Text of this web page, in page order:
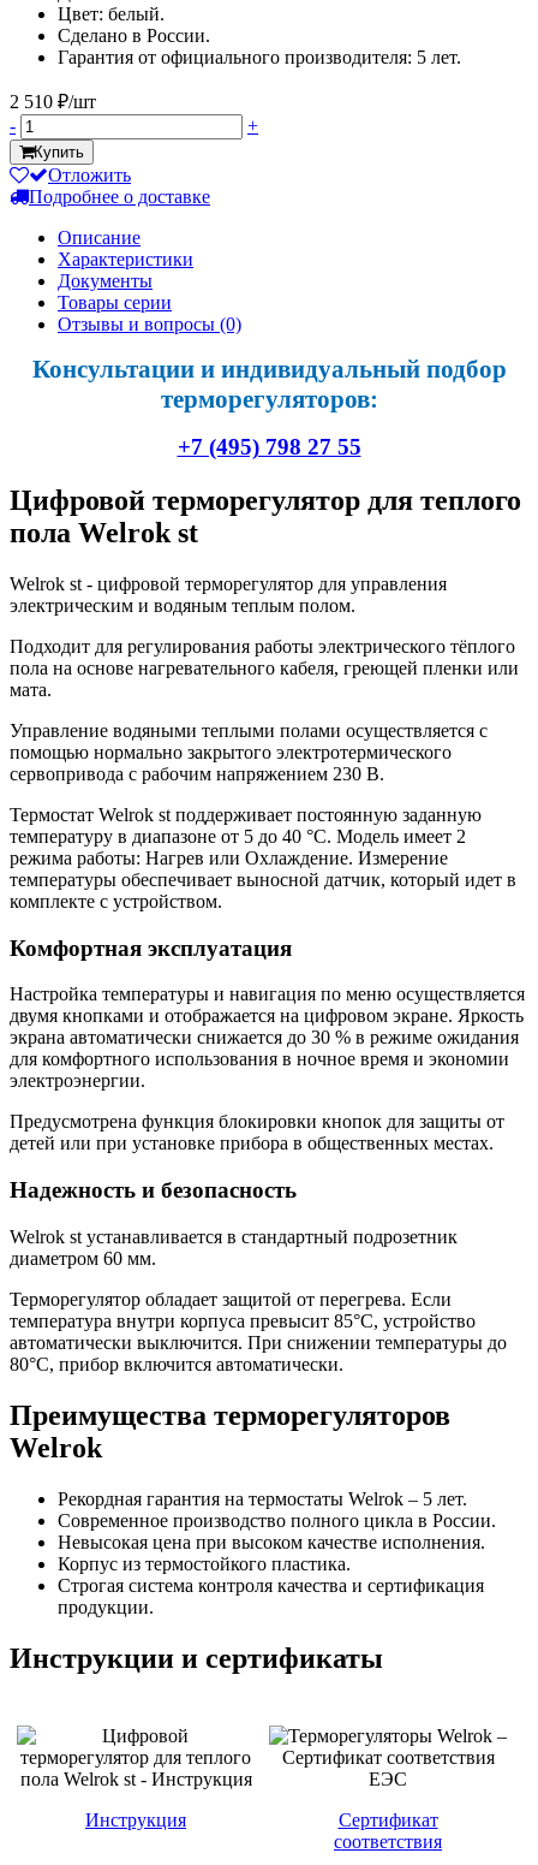
Цвет: белый.
Сделано в России.
Гарантия от официального производителя: 5 лет.
2 510 ₽/шт
-
+
Купить
Отложить
Подробнее о доставке
Описание
Характеристики
Документы
Товары серии
Отзывы и вопросы (0)
Консультации и индивидуальный подбор
терморегуляторов:
+7 (495) 798 27 55
Цифровой терморегулятор для теплого
пола Welrok st
Welrok st - цифровой терморегулятор для управления
электрическим и водяным теплым полом.
Подходит для регулирования работы электрического тёплого
пола на основе нагревательного кабеля, греющей пленки или
мата.
Управление водяными теплыми полами осуществляется с
помощью нормально закрытого электротермического
сервопривода с рабочим напряжением 230 В.
Термостат Welrok st поддерживает постоянную заданную
температуру в диапазоне от 5 до 40 °С. Модель имеет 2
режима работы: Нагрев или Охлаждение. Измерение
температуры обеспечивает выносной датчик, который идет в
комплекте с устройством.
Комфортная эксплуатация
Настройка температуры и навигация по меню осуществляется
двумя кнопками и отображается на цифровом экране. Яркость
экрана автоматически снижается до 30 % в режиме ожидания
для комфортного использования в ночное время и экономии
электроэнергии.
Предусмотрена функция блокировки кнопок для защиты от
детей или при установке прибора в общественных местах.
Надежность и безопасность
Welrok st устанавливается в стандартный подрозетник
диаметром 60 мм.
Терморегулятор обладает защитой от перегрева. Если
температура внутри корпуса превысит 85°C, устройство
автоматически выключится. При снижении температуры до
80°C, прибор включится автоматически.
Преимущества терморегуляторов
Welrok
Рекордная гарантия на термостаты Welrok – 5 лет.
Современное производство полного цикла в России.
Невысокая цена при высоком качестве исполнения.
Корпус из термостойкого пластика.
Строгая система контроля качества и сертификация
продукции.
Инструкции и сертификаты
Инструкция
Сертификат
соответствия